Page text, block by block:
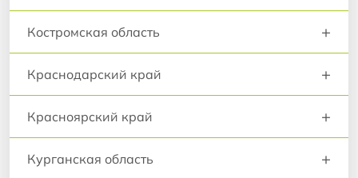
Костромская область +
Краснодарский край +
Красноярский край +
Курганская область +